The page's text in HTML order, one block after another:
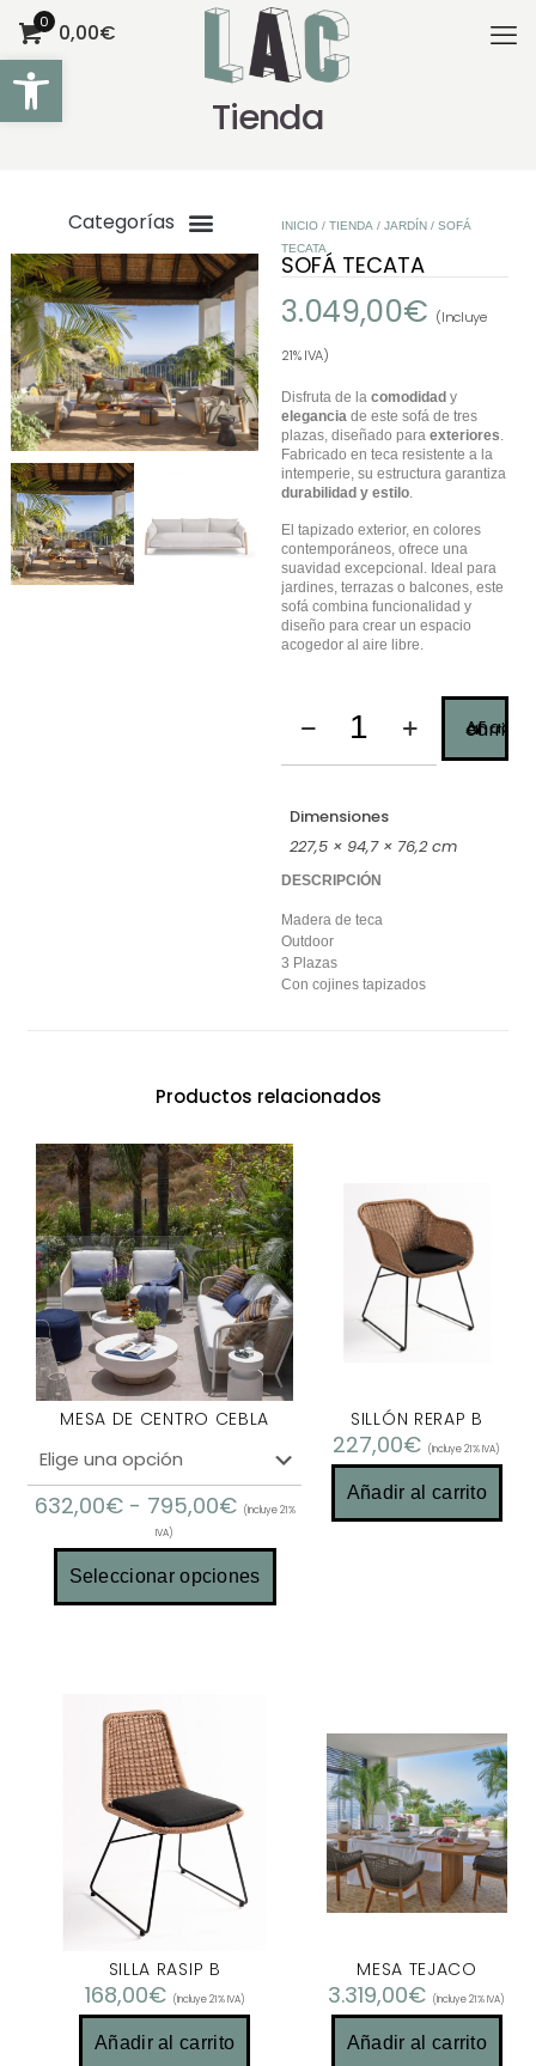
Abrir barra de herramientas
0 0,00€
Tienda
INICIO /TIENDA /JARDÍN / SOFÁ
TECATA
SOFÁ TECATA
3.049,00€ (Incluye
21% IVA)
Disfruta de lacomodidad y
elegancia de este sofá de tres
plazas, diseñado paraexteriores
Fabricado en teca resistente a la
intemperie, su estructura garantiza
durabilidad y estilo
El tapizado exterior, en colores
contemporáneos, ofrece una
suavidad excepcional. Ideal para
jardines, terrazas o balcones, este
sofá combina funcionalidad y
diseño para crear un espacio
acogedor al aire libre.
Añadir al carrito
Dimensiones
227,5 × 94,7 × 76,2 cm
DESCRIPCIÓN
Madera de teca
Outdoor
3 Plazas
Con cojines tapizados
Productos relacionados
MESA DE CENTRO CEBLA
632,00€ - 795,00€ (Incluye 21%
IVA)
Seleccionar opciones
SILLÓN RERAP B
227,00€ (Incluye 21% IVA)
Añadir al carrito
SILLA RASIP B
168,00€ (Incluye 21% IVA)
Añadir al carrito
MESA TEJACO
3.319,00€ (Incluye 21% IVA)
Añadir al carrito